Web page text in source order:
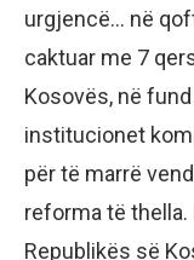
urgjencë… në
caktuar me 7
Kosovës, në
institucionet
për të marrë
reforma të
Republikës së